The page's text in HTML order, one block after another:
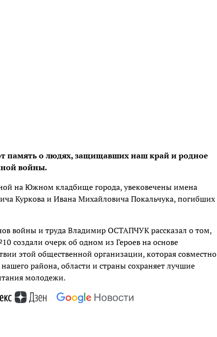
память о людях, защищавших наш край и родное
войны.
на Южном кладбище города, увековечены имена
Куркова и Ивана Михайловича Покальчука, погибших
войны и труда Владимир ОСТАПЧУК рассказал о том,
создали очерк об одном из Героев на основе
этой общественной организации, которая совместно
района, области и страны сохраняет лучшие
молодежи.